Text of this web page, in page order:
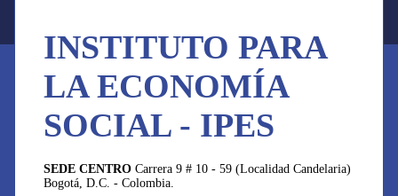
INSTITUTO PARA
LA ECONOMÍA
SOCIAL - IPES
SEDE CENTRO Carrera 9 # 10 - 59 (Localidad Candelaria)
Bogotá, D.C. - Colombia.